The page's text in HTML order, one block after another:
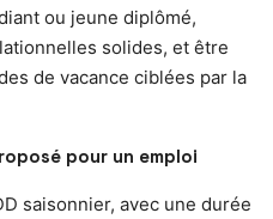
ou jeune diplômé,
solides, et être
de vacance ciblées par la
pour un emploi
saisonnier, avec une durée